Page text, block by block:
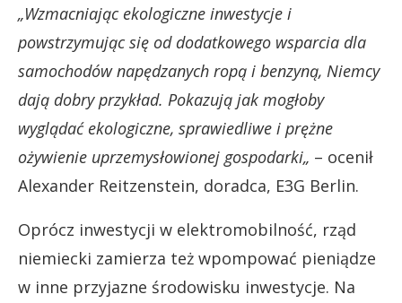
„Wzmacniając ekologiczne inwestycje i
powstrzymując się od dodatkowego wsparcia dla
samochodów napędzanych ropą i benzyną, Niemcy
dają dobry przykład. Pokazują jak mogłoby
wyglądać ekologiczne, sprawiedliwe i prężne
ożywienie uprzemysłowionej gospodarki„ – ocenił
Alexander Reitzenstein, doradca, E3G Berlin.
Oprócz inwestycji w elektromobilność, rząd
niemiecki zamierza też wpompować pieniądze
w inne przyjazne środowisku inwestycje. Na